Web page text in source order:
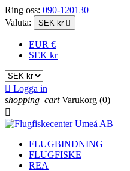
Ring oss: 090-120130
Valuta:
SEK kr 
EUR €
SEK kr
 Logga in
shopping_cart Varukorg (0)

FLUGBINDNING
FLUGFISKE
REA